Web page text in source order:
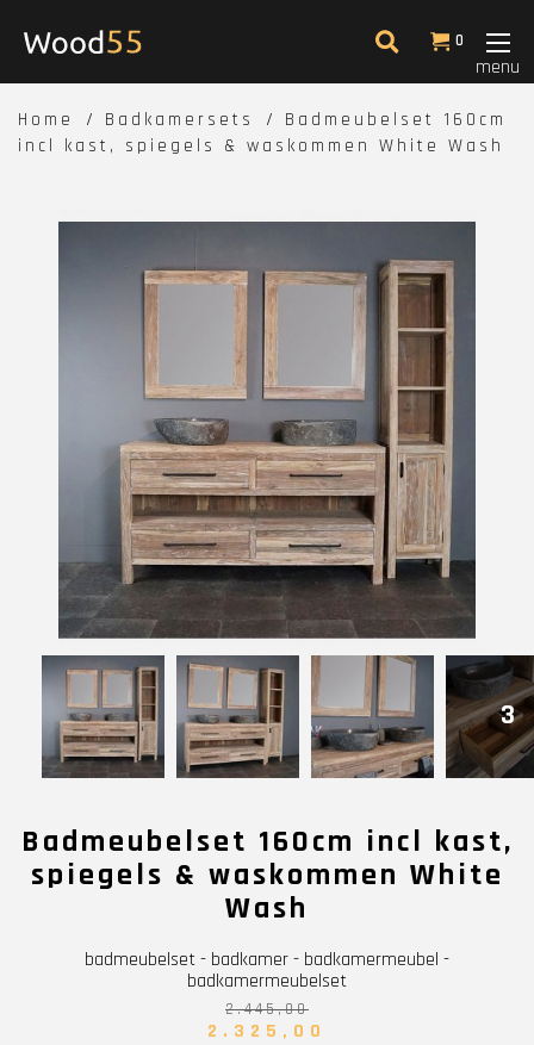
0
menu
Home Badkamersets
Badmeubelset 160cm
incl kast, spiegels & waskommen White Wash
3
Badmeubelset 160cm incl kast,
spiegels & waskommen White
Wash
badmeubelset - badkamer - badkamermeubel -
badkamermeubelset
2.445,00
2.325,00